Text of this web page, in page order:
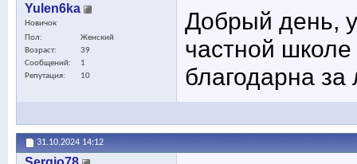
Yulen6ka
Новичок
Пол
Женский
Возраст
39
Сообщений
1
Репутация
10
Добрый день,
частной
благодарна
31.10.2024 14:12